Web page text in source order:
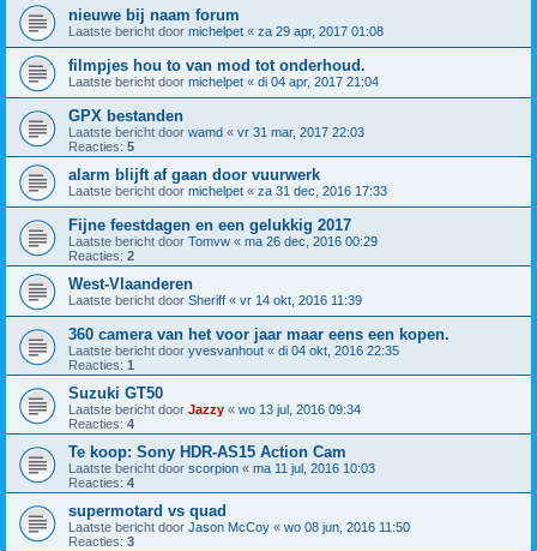
nieuwe bij naam forum
Laatste bericht door michelpet « za 29 apr, 2017 01:08
filmpjes hou to van mod tot onderhoud.
Laatste bericht door michelpet « di 04 apr, 2017 21:04
GPX bestanden
Laatste bericht door wamd « vr 31 mar, 2017 22:03
Reacties: 5
alarm blijft af gaan door vuurwerk
Laatste bericht door michelpet « za 31 dec, 2016 17:33
Fijne feestdagen en een gelukkig 2017
Laatste bericht door Tomvw « ma 26 dec, 2016 00:29
Reacties: 2
West-Vlaanderen
Laatste bericht door Sheriff « vr 14 okt, 2016 11:39
360 camera van het voor jaar maar eens een kopen.
Laatste bericht door yvesvanhout « di 04 okt, 2016 22:35
Reacties: 1
Suzuki GT50
Laatste bericht door Jazzy « wo 13 jul, 2016 09:34
Reacties: 4
Te koop: Sony HDR-AS15 Action Cam
Laatste bericht door scorpion « ma 11 jul, 2016 10:03
Reacties: 4
supermotard vs quad
Laatste bericht door Jason McCoy « wo 08 jun, 2016 11:50
Reacties: 3